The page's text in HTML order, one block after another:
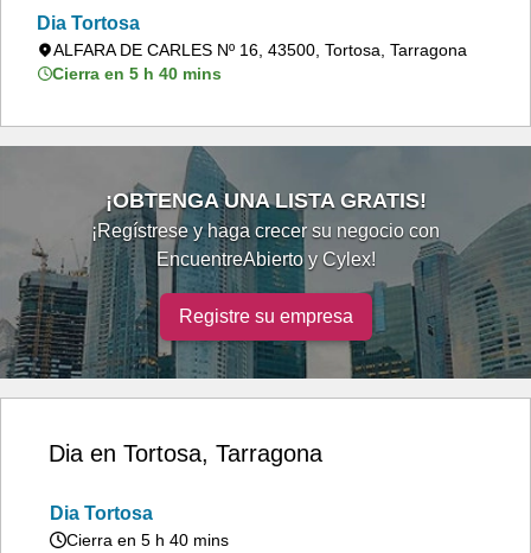
Dia Tortosa
ALFARA DE CARLES Nº 16, 43500, Tortosa, Tarragona
Cierra en 5 h 40 mins
¡OBTENGA UNA LISTA GRATIS!
¡Regístrese y haga crecer su negocio con
EncuentreAbierto y Cylex!
Registre su empresa
Dia en Tortosa, Tarragona
Dia Tortosa
Cierra en 5 h 40 mins